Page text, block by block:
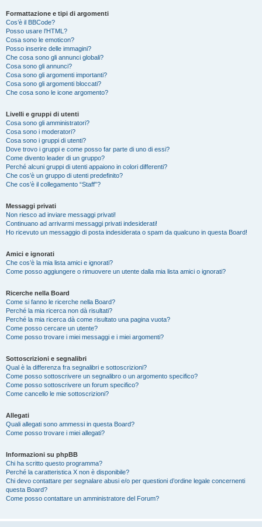
Formattazione e tipi di argomenti
Cos’è il BBCode?
Posso usare l’HTML?
Cosa sono le emoticon?
Posso inserire delle immagini?
Che cosa sono gli annunci globali?
Cosa sono gli annunci?
Cosa sono gli argomenti importanti?
Cosa sono gli argomenti bloccati?
Che cosa sono le icone argomento?
Livelli e gruppi di utenti
Cosa sono gli amministratori?
Cosa sono i moderatori?
Cosa sono i gruppi di utenti?
Dove trovo i gruppi e come posso far parte di uno di essi?
Come divento leader di un gruppo?
Perché alcuni gruppi di utenti appaiono in colori differenti?
Che cos’è un gruppo di utenti predefinito?
Che cos’è il collegamento “Staff”?
Messaggi privati
Non riesco ad inviare messaggi privati!
Continuano ad arrivarmi messaggi privati indesiderati!
Ho ricevuto un messaggio di posta indesiderata o spam da qualcuno in questa Board!
Amici e ignorati
Che cos’è la mia lista amici e ignorati?
Come posso aggiungere o rimuovere un utente dalla mia lista amici o ignorati?
Ricerche nella Board
Come si fanno le ricerche nella Board?
Perché la mia ricerca non dà risultati?
Perché la mia ricerca dà come risultato una pagina vuota?
Come posso cercare un utente?
Come posso trovare i miei messaggi e i miei argomenti?
Sottoscrizioni e segnalibri
Qual è la differenza fra segnalibri e sottoscrizioni?
Come posso sottoscrivere un segnalibro o un argomento specifico?
Come posso sottoscrivere un forum specifico?
Come cancello le mie sottoscrizioni?
Allegati
Quali allegati sono ammessi in questa Board?
Come posso trovare i miei allegati?
Informazioni su phpBB
Chi ha scritto questo programma?
Perché la caratteristica X non è disponibile?
Chi devo contattare per segnalare abusi e/o per questioni d’ordine legale concernenti
questa Board?
Come posso contattare un amministratore del Forum?